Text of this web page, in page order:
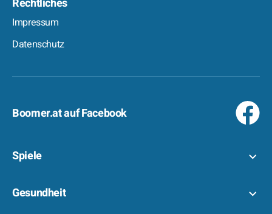
Rechtliches
Impressum
Datenschutz
Boomer.at auf Facebook
Spiele
Gesundheit